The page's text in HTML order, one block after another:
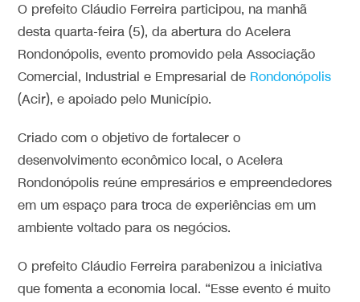
O prefeito Cláudio Ferreira participou, na manhã
desta quarta-feira (5), da abertura do Acelera
Rondonópolis, evento promovido pela Associação
Comercial, Industrial e Empresarial de Rondonópolis
(Acir), e apoiado pelo Município.
Criado com o objetivo de fortalecer o
desenvolvimento econômico local, o Acelera
Rondonópolis reúne empresários e empreendedores
em um espaço para troca de experiências em um
ambiente voltado para os negócios.
O prefeito Cláudio Ferreira parabenizou a iniciativa
que fomenta a economia local. “Esse evento é muito